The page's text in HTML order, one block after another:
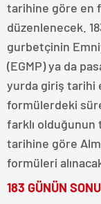
tarihine göre en
düzenlenecek.
gurbetçinin
(EGMP) ya da
yurda giriş tarihi
formülerdeki
farklı
tarihine göre
formüleri
183 GÜNÜN